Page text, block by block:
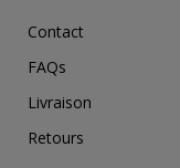
Contact
FAQs
Livraison
Retours